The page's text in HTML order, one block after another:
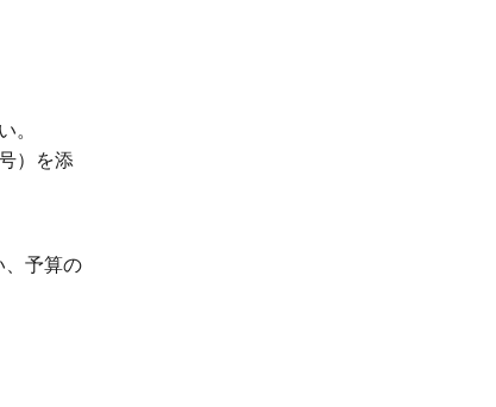
。
）を添
、予算の